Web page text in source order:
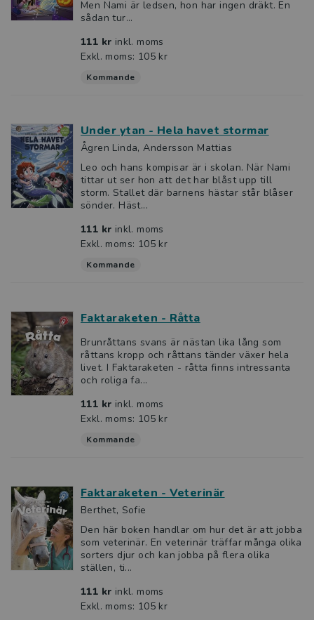
Men Nami är ledsen, hon har ingen dräkt. En
sådan tur...
111 kr inkl. moms
Exkl. moms: 105 kr
Kommande
Under ytan - Hela havet stormar
Ågren Linda, Andersson Mattias
Leo och hans kompisar är i skolan. När Nami
tittar ut ser hon att det har blåst upp till
storm. Stallet där barnens hästar står blåser
sönder. Häst...
111 kr inkl. moms
Exkl. moms: 105 kr
Kommande
Faktaraketen - Råtta
Brunråttans svans är nästan lika lång som
råttans kropp och råttans tänder växer hela
livet. I Faktaraketen - råtta finns intressanta
och roliga fa...
111 kr inkl. moms
Exkl. moms: 105 kr
Kommande
Faktaraketen - Veterinär
Berthet, Sofie
Den här boken handlar om hur det är att jobba
som veterinär. En veterinär träffar många olika
sorters djur och kan jobba på flera olika
ställen, ti...
111 kr inkl. moms
Exkl. moms: 105 kr